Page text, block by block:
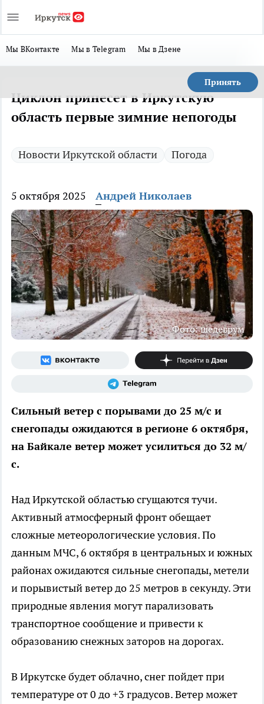
Мы ВКонтакте Мы в Telegram Мы в Дзене
Принять
Циклон принесет в Иркутскую
область первые зимние непогоды
Новости Иркутской области Погода
5 октября 2025 Андрей Николаев
Фото: шедеврум
Сильный ветер с порывами до 25 м/с и
снегопады ожидаются в регионе 6 октября,
на Байкале ветер может усилиться до 32 м/
с.
Над Иркутской областью сгущаются тучи.
Активный атмосферный фронт обещает
сложные метеорологические условия. По
данным МЧС, 6 октября в центральных и южных
районах ожидаются сильные снегопады, метели
и порывистый ветер до 25 метров в секунду. Эти
природные явления могут парализовать
транспортное сообщение и привести к
образованию снежных заторов на дорогах.
В Иркутске будет облачно, снег пойдет при
температуре от 0 до +3 градусов. Ветер может